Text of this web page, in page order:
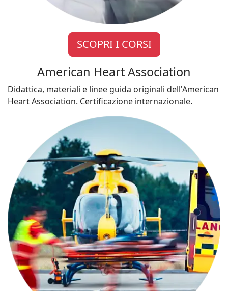
SCOPRI I CORSI
American Heart Association
Didattica, materiali e linee guida originali dell'American
Heart Association. Certificazione internazionale.